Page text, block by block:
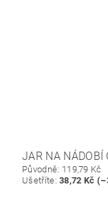
JAR NA NÁDOBÍ
Původně: 119,79 Kč
Ušetříte:38,72 Kč